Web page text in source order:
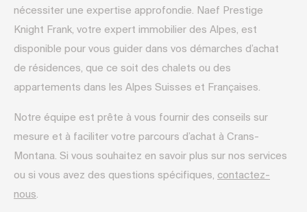
nécessiter une expertise approfondie. Naef Prestige
Knight Frank, votre expert immobilier des Alpes, est
disponible pour vous guider dans vos démarches d’achat
de résidences, que ce soit des chalets ou des
appartements dans les Alpes Suisses et Françaises.
Notre équipe est prête à vous fournir des conseils sur
mesure et à faciliter votre parcours d’achat à Crans-
Montana. Si vous souhaitez en savoir plus sur nos services
ou si vous avez des questions spécifiques, contactez-
nous.